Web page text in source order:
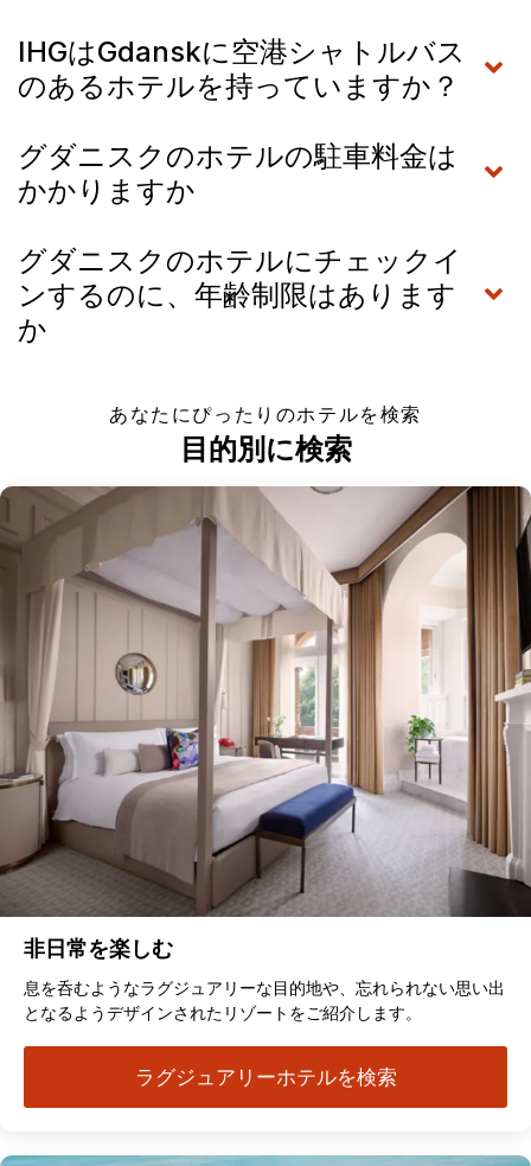
IHGはGdanskに空港シャトルバス
のあるホテルを持っていますか？
グダニスクのホテルの駐車料金は
かかりますか
グダニスクのホテルにチェックイ
ンするのに、年齢制限はあります
か
あなたにぴったりのホテルを検索
目的別に検索
非日常を楽しむ
息を呑むようなラグジュアリーな目的地や、忘れられない思い出
となるようデザインされたリゾートをご紹介します。
ラグジュアリーホテルを検索